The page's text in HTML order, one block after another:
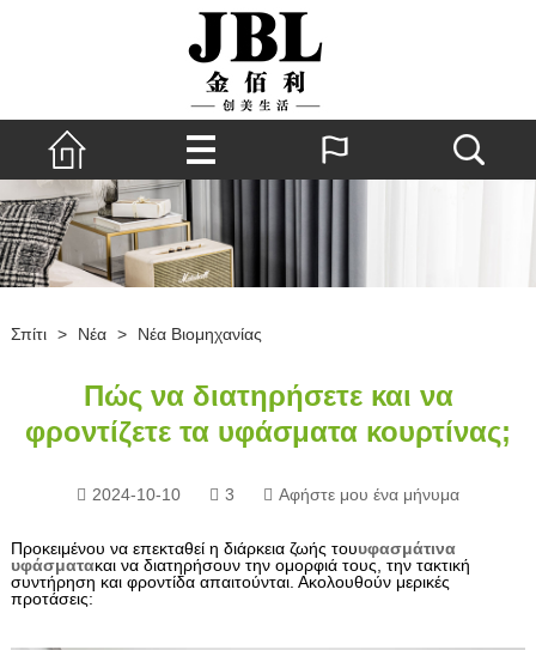
Σπίτι > Νέα > Νέα Βιομηχανίας
Πώς να διατηρήσετε και να
φροντίζετε τα υφάσματα κουρτίνας;
2024-10-10 3 Αφήστε μου ένα μήνυμα
Προκειμένου να επεκταθεί η διάρκεια ζωής τουυφασμάτινα
υφάσματακαι να διατηρήσουν την ομορφιά τους, την τακτική
συντήρηση και φροντίδα απαιτούνται. Ακολουθούν μερικές
προτάσεις: